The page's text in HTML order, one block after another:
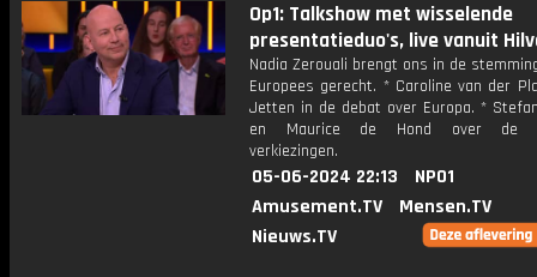
Op1: Talkshow met wisselende
presentatieduo's, live vanuit
Nadia Zerouali brengt ons in de
Europees gerecht. * Caroline van der
Jetten in de debat over Europa. *
en Maurice de Hond over de
verkiezingen.
05-06-2024 22:13
NPO1
Amusement.TV
Mensen.TV
Nieuws.TV